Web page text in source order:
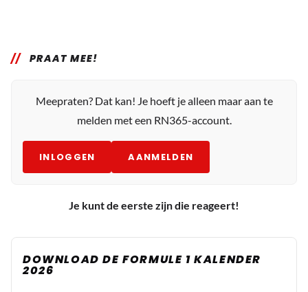
PRAAT MEE!
Meepraten? Dat kan! Je hoeft je alleen maar aan te
melden met een RN365-account.
INLOGGEN AANMELDEN
Je kunt de eerste zijn die reageert!
DOWNLOAD DE FORMULE 1 KALENDER
2026